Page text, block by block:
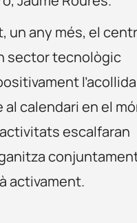
un any més, el
sector tecnològic
l’acollida
calendari en el
escalfaran
activament.